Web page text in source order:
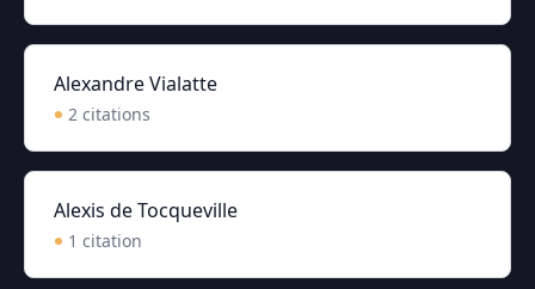
Alexandre Vialatte
2 citations
Alexis de Tocqueville
1 citation